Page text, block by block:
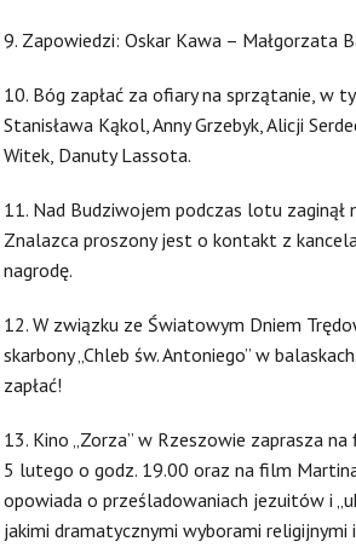
9. Zapowiedzi: Oskar Kawa – Małgorzata
10. Bóg zapłać za ofiary na sprzątanie, w
Stanisława Kąkol, Anny Grzebyk, Alicji
Witek, Danuty Lassota.
11. Nad Budziwojem podczas lotu
Znalazca proszony jest o kontakt z
nagrodę.
12. W związku ze Światowym Dniem
skarbony „Chleb św. Antoniego” w
zapłać!
13. Kino „Zorza” w Rzeszowie zaprasza
5 lutego o godz. 19.00 oraz na film Martina
opowiada o prześladowaniach jezuitów i
jakimi dramatycznymi wyborami religijnymi